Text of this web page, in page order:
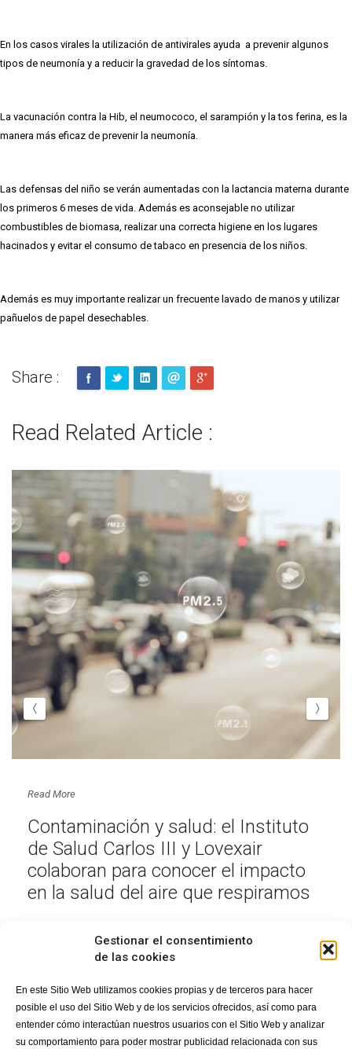
Gestionar el consentimiento
de las cookies
En este Sitio Web utilizamos cookies propias y de terceros para hacer
posible el uso del Sitio Web y de los servicios ofrecidos, así como para
entender cómo interactúan nuestros usuarios con el Sitio Web y analizar
su comportamiento para poder mostrar publicidad relacionada con sus
En los casos virales la utilización de antivirales ayuda a prevenir algunos
tipos de neumonía y a reducir la gravedad de los síntomas.
La vacunación contra la Hib, el neumococo, el sarampión y la tos ferina, es la
manera más eficaz de prevenir la neumonía.
Las defensas del niño se verán aumentadas con la lactancia materna durante
los primeros 6 meses de vida. Además es aconsejable no utilizar
combustibles de biomasa, realizar una correcta higiene en los lugares
hacinados y evitar el consumo de tabaco en presencia de los niños.
Además es muy importante realizar un frecuente lavado de manos y utilizar
pañuelos de papel desechables.
Share :
Read Related Article :
Read More
Contaminación y salud: el Instituto
de Salud Carlos III y Lovexair
colaboran para conocer el impacto
en la salud del aire que respiramos